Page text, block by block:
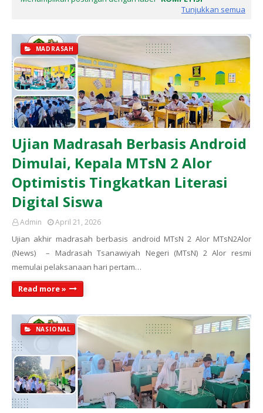
Tunjukkan semua
MADRASAH
Ujian Madrasah Berbasis Android
Dimulai, Kepala MTsN 2 Alor
Optimistis Tingkatkan Literasi
Digital Siswa
Admin April 21, 2026
Ujian akhir madrasah berbasis android MTsN 2 Alor MTsN2Alor
(News) – Madrasah Tsanawiyah Negeri (MTsN) 2 Alor resmi
memulai pelaksanaan hari pertam…
Read more »
NASIONAL